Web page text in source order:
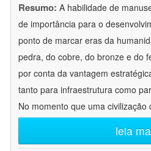
Resumo: A habilidade de
de importância para o
ponto de marcar eras da
pedra, do cobre, do bronze e do
por conta da vantagem
tanto para infraestrutura como
No momento que uma civilização
leia